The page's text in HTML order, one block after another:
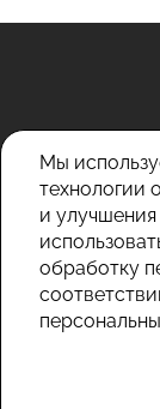
Мы
технологии
и
обработку